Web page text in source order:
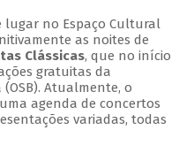
lugar no Espaço Cultural
as noites de
Clássicas, que no início
gratuitas da
Atualmente, o
agenda de concertos
variadas, todas